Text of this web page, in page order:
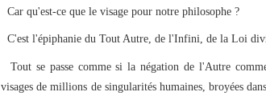
Car qu'est-ce que le visage pour notre philosophe ?
C'est l'épiphanie du Tout Autre, de l'Infini, de la Loi
Tout se passe comme si la négation de l'Autre
visages de millions de singularités humaines, broyées